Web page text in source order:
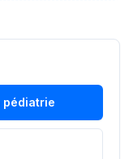
pédiatrie